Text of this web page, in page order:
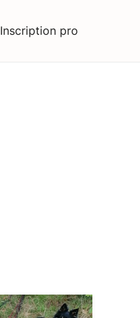
Inscription pro